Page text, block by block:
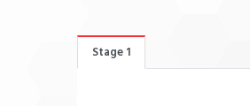
Stage 1